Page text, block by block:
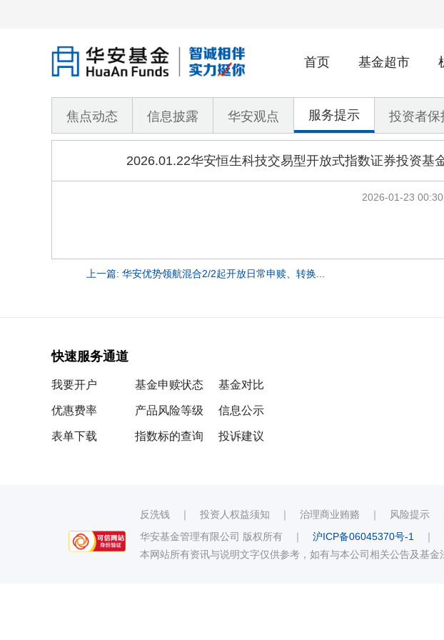
首页 基金超市
焦点动态 信息披露 华安观点 服务提示 投资者保
2026.01.22华安恒生科技交易型开放式指数证券投资
2026-01-23
上一篇: 华安优势领航混合2/2起开放日常申赎、转换...
快速服务通道
我要开户
优惠费率
表单下载
基金申赎状态
产品风险等级
指数标的查询
基金对比
信息公示
投诉建议
反洗钱 ｜ 投资人权益须知 ｜ 治理商业贿赂 ｜ 风险提示
华安基金管理有限公司 版权所有 ｜ 沪ICP备06045370号-1 ｜
本网站所有资讯与说明文字仅供参考，如有与本公司相关公告及基金